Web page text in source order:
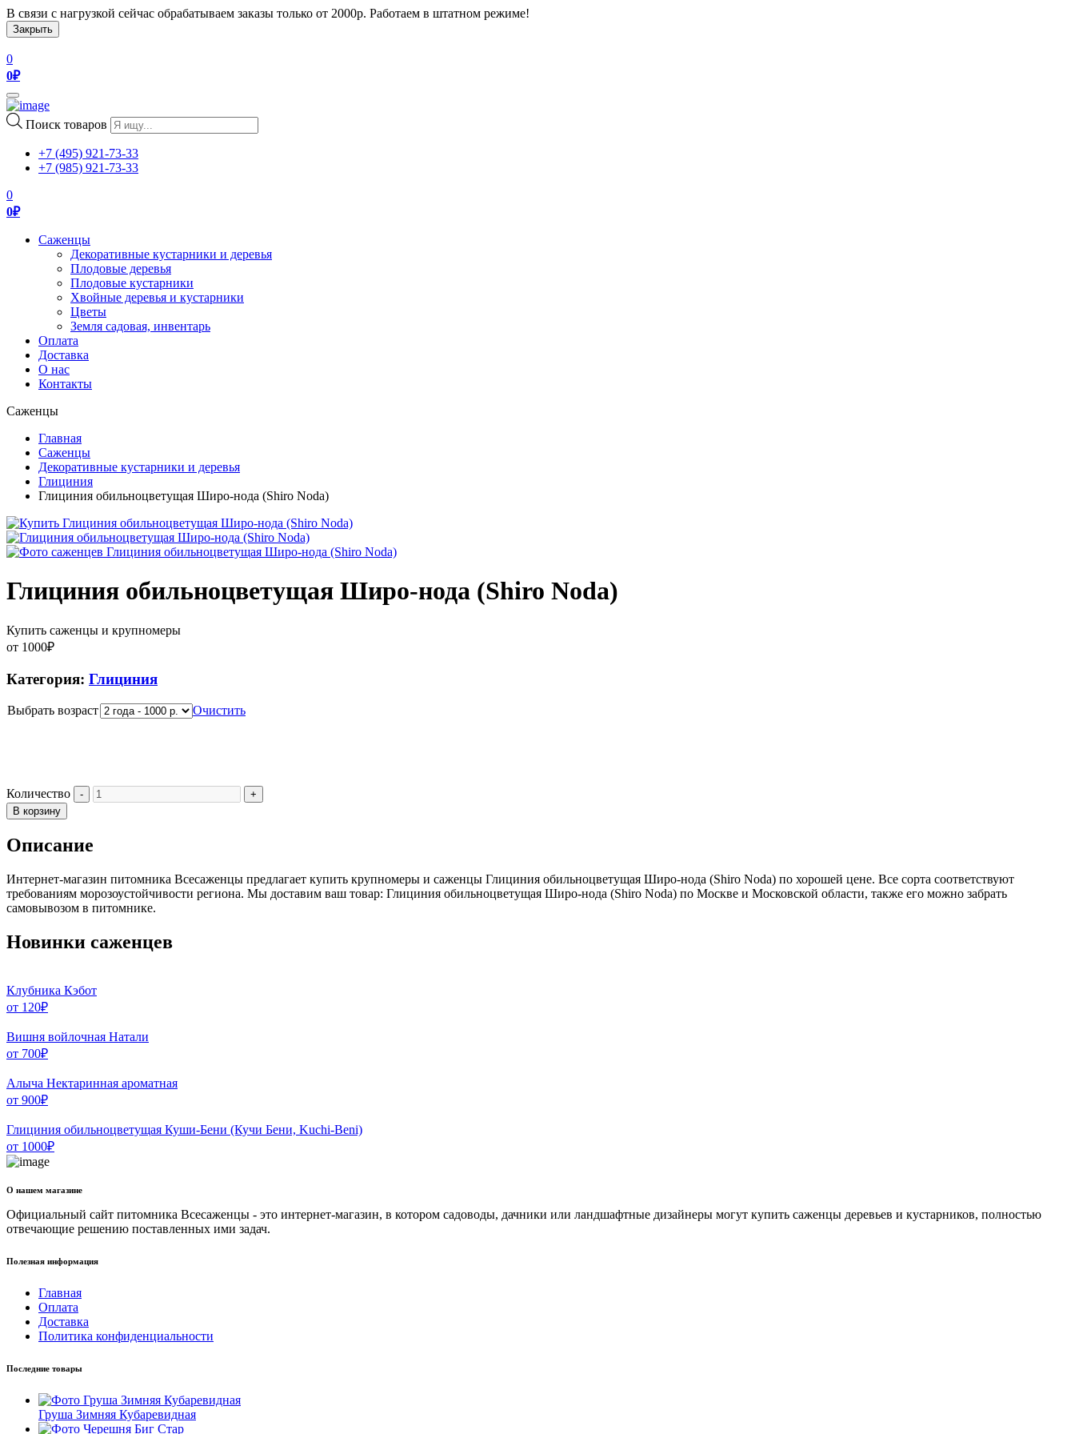
В связи с нагрузкой сейчас обрабатываем заказы только от 2000р. Работаем в штатном режиме!
Закрыть
0
0₽
Toggle
navigation
Поиск товаров
+7 (495) 921-73-33
+7 (985) 921-73-33
0
0₽
Саженцы
Декоративные кустарники и деревья
Плодовые деревья
Плодовые кустарники
Хвойные деревья и кустарники
Цветы
Земля садовая, инвентарь
Оплата
Доставка
О нас
Контакты
Саженцы
Главная
Саженцы
Декоративные кустарники и деревья
Глициния
Глициния обильноцветущая Широ-нода (Shiro Noda)
Глициния обильноцветущая Широ-нода (Shiro Noda)
Купить саженцы и крупномеры
от 1000₽
Категория: Глициния
Выбрать возраст Очистить
Количество
В корзину
Описание
Интернет-магазин питомника Всесаженцы предлагает купить крупномеры и саженцы Глициния обильноцветущая Широ-нода (Shiro Noda) по хорошей цене. Все сорта соответствуют
требованиям морозоустойчивости региона. Мы доставим ваш товар: Глициния обильноцветущая Широ-нода (Shiro Noda) по Москве и Московской области, также его можно забрать
самовывозом в питомнике.
Новинки саженцев
Клубника Кэбот
от 120₽
Вишня войлочная Натали
от 700₽
Алыча Нектаринная ароматная
от 900₽
Глициния обильноцветущая Куши-Бени (Кучи Бени, Kuchi-Beni)
от 1000₽
О нашем магазине
Официальный сайт питомника Всесаженцы - это интернет-магазин, в котором садоводы, дачники или ландшафтные дизайнеры могут купить саженцы деревьев и кустарников, полностью
отвечающие решению поставленных ими задач.
Полезная информация
Главная
Оплата
Доставка
Политика конфиденциальности
Последние товары
Груша Зимняя Кубаревидная